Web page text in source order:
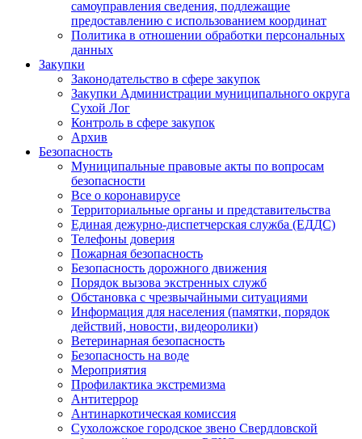
самоуправления сведения, подлежащие
предоставлению с использованием координат
Политика в отношении обработки персональных
данных
Закупки
Законодательство в сфере закупок
Закупки Администрации муниципального округа
Сухой Лог
Контроль в сфере закупок
Архив
Безопасность
Муниципальные правовые акты по вопросам
безопасности
Все о коронавирусе
Территориальные органы и представительства
Единая дежурно-диспетчерская служба (ЕДДС)
Телефоны доверия
Пожарная безопасность
Безопасность дорожного движения
Порядок вызова экстренных служб
Обстановка с чрезвычайными ситуациями
Информация для населения (памятки, порядок
действий, новости, видеоролики)
Ветеринарная безопасность
Безопасность на воде
Мероприятия
Профилактика экстремизма
Антитеррор
Антинаркотическая комиссия
Сухоложское городское звено Свердловской